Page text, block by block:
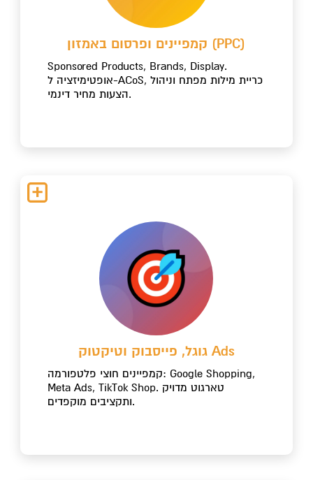
קמפיינים ופרסום באמזון (PPC)
Sponsored Products, Brands, Display.
אופטימיזציה ל-ACoS, כריית מילות מפתח וניהול
הצעות מחיר דינמי.
גוגל, פייסבוק וטיקטוק Ads
קמפיינים חוצי פלטפורמה: Google Shopping,
Meta Ads, TikTok Shop. טארגוט מדויק
ותקציבים מוקפדים.